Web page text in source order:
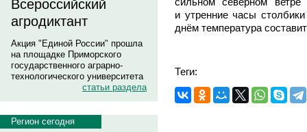
Всероссийский
агродиктант
Акция "Единой России" прошла
на площадке Приморского
государственного аграрно-
технологического университета
статьи раздела
Регион сегодня
и утренние часы
днём температура
Теги: